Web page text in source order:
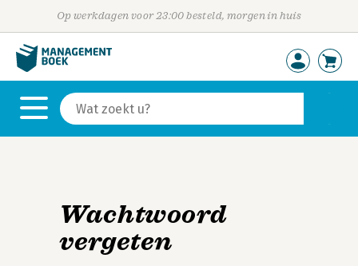
Op werkdagen voor 23:00 besteld, morgen in huis
Wachtwoord
vergeten